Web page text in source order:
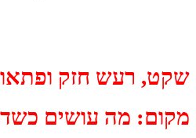
רעש חזק ופתאום
מה עושים כשדוד